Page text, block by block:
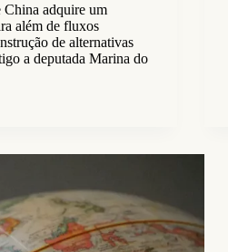
China adquire um
além de fluxos
de alternativas
a deputada Marina do